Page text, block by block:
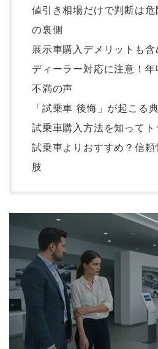
値引き相場だけで判断は
の裏側
展示車購入デメリットも
ディーラー対応に注意！
不満の声
「試乗車 後悔」が起こる
試乗車購入方法を知ってト
試乗車よりおすすめ？信
肢